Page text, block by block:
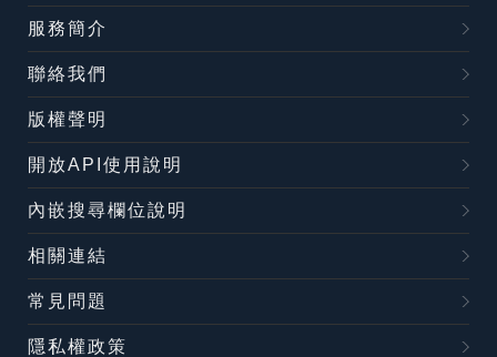
服務簡介
聯絡我們
版權聲明
開放API使用說明
內嵌搜尋欄位說明
相關連結
常見問題
隱私權政策